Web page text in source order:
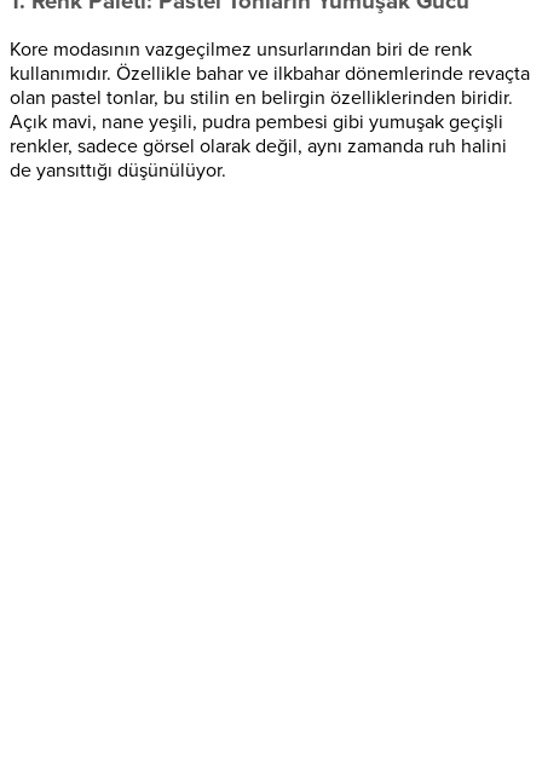
Kore modasının vazgeçilmez unsurlarından biri de renk
kullanımıdır. Özellikle bahar ve ilkbahar dönemlerinde revaçta
olan pastel tonlar, bu stilin en belirgin özelliklerinden biridir.
Açık mavi, nane yeşili, pudra pembesi gibi yumuşak geçişli
renkler, sadece görsel olarak değil, aynı zamanda ruh halini
de yansıttığı düşünülüyor.